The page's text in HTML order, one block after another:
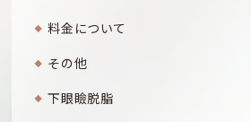
料金について
その他
下眼瞼脱脂